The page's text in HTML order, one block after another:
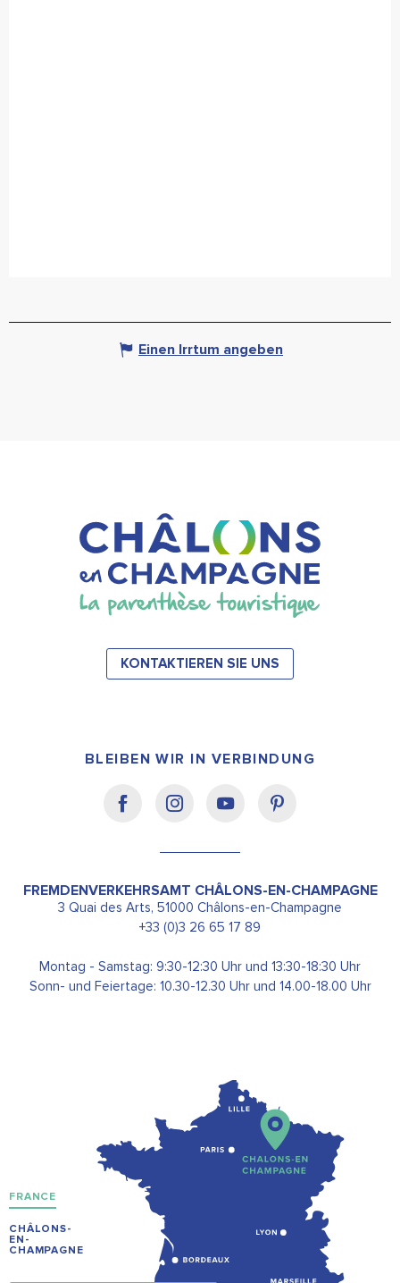
Einen Irrtum angeben
KONTAKTIEREN SIE UNS
BLEIBEN WIR IN VERBINDUNG
FREMDENVERKEHRSAMT CHÂLONS-EN-CHAMPAGNE
3 Quai des Arts, 51000 Châlons-en-Champagne
+33 (0)3 26 65 17 89
Montag - Samstag: 9:30-12:30 Uhr und 13:30-18:30 Uhr
Sonn- und Feiertage: 10.30-12.30 Uhr und 14.00-18.00 Uhr
FRANCE
CHÂLONS-
EN-
CHAMPAGNE